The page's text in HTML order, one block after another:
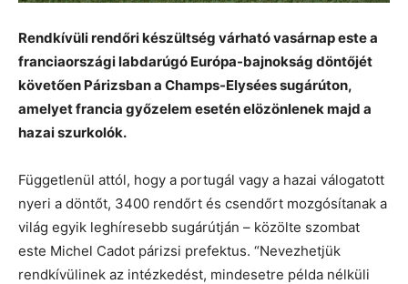
Rendkívüli rendőri készültség várható vasárnap este a
franciaországi labdarúgó Európa-bajnokság döntőjét
követően Párizsban a Champs-Elysées sugárúton,
amelyet francia győzelem esetén elözönlenek majd a
hazai szurkolók.
Függetlenül attól, hogy a portugál vagy a hazai válogatott
nyeri a döntőt, 3400 rendőrt és csendőrt mozgósítanak a
világ egyik leghíresebb sugárútján – közölte szombat
este Michel Cadot párizsi prefektus. “Nevezhetjük
rendkívülinek az intézkedést, mindesetre példa nélküli